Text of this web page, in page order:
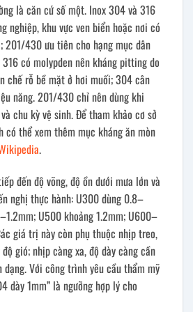
là căn cứ số một. Inox 304 và 316
nghiệp, khu vực ven biển hoặc nơi có
201/430 ưu tiên cho hạng mục dân
có molypden nên kháng pitting do
chế rỗ bề mặt ở hơi muối; 304 cân
năng. 201/430 chỉ nên dùng khi
chu kỳ vệ sinh. Để tham khảo cơ sở
có thể xem thêm mục kháng ăn mòn
.
đến độ võng, độ ồn dưới mưa lớn và
nghị thực hành: U300 dùng 0.8–
U500 khoảng 1.2mm; U600–
giá trị này còn phụ thuộc nhịp treo,
gió; nhịp càng xa, độ dày càng cần
Với công trình yêu cầu thẩm mỹ
dày 1mm” là ngưỡng hợp lý cho